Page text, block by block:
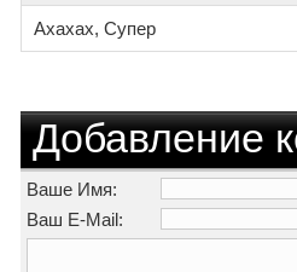
Ахахах, Супер
Добавление
Ваше Имя:
Ваш E-Mail: